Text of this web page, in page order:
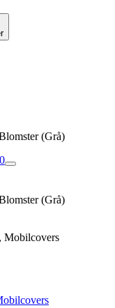
(Grå)
0
(Grå)
Mobilcovers